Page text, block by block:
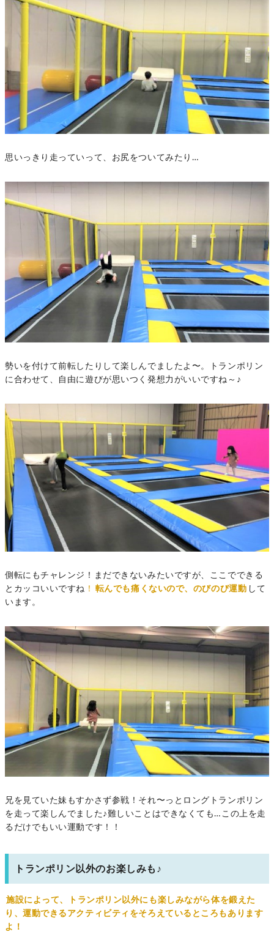
思いっきり走っていって、お尻をついてみたり…
勢いを付けて前転したりして楽しんでましたよ〜。トランポリン
に合わせて、自由に遊びが思いつく発想力がいいですね～♪
側転にもチャレンジ！まだできないみたいですが、ここでできる
とカッコいいですね ！ 転んでも痛くないので、のびのび運動 して
います。
兄を見ていた妹もすかさず参戦！それ〜っとロングトランポリン
を走って楽しんでました♪難しいことはできなくても…この上を走
るだけでもいい運動です！！
トランポリン以外のお楽しみも♪
施設によって、トランポリン以外にも楽しみながら体を鍛えた
り、運動できるアクティビティをそろえているところもあります
よ！